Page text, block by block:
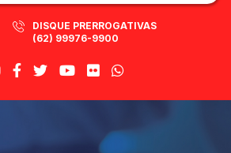
DISQUE PRERROGATIVAS
(62) 99976-9900